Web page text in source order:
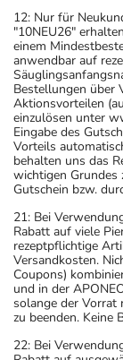
12: Nur für
"10NEU26"
einem
anwendbar auf
Bestellungen über
Aktionsvorteilen
einzulösen unter
Eingabe des
Vorteils
behalten uns das
wichtigen Grundes
Gutschein bzw.
21: Bei
Rabatt auf viele
rezeptpflichtige
Versandkosten.
Coupons)
und in der
solange der Vorrat
zu beenden. Keine
22: Bei